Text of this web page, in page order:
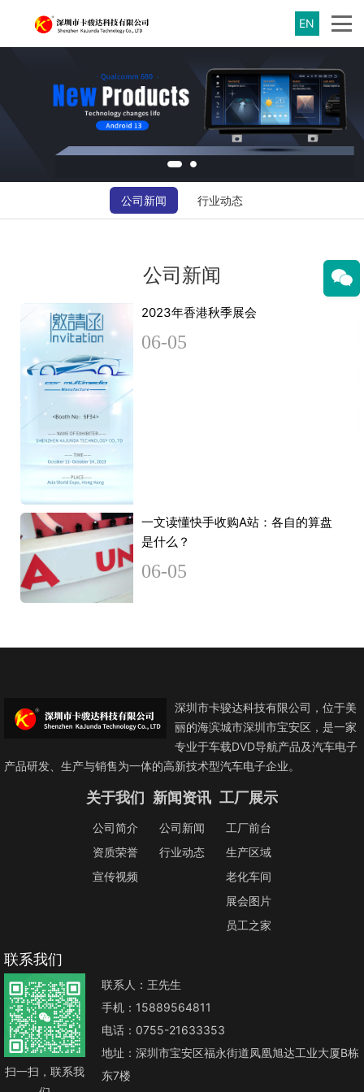
EN
公司新闻 行业动态
公司新闻
2023年香港秋季展会
06-05
一文读懂快手收购A站：各自的算盘
是什么？
06-05
深圳市卡骏达科技有限公司，位于美
丽的海滨城市深圳市宝安区，是一家
专业于车载DVD导航产品及汽车电子
产品研发、生产与销售为一体的高新技术型汽车电子企业。
关于我们
公司简介
资质荣誉
宣传视频
新闻资讯
公司新闻
行业动态
工厂展示
工厂前台
生产区域
老化车间
展会图片
员工之家
联系我们
扫一扫，联系我
联系人：王先生
手机：15889564811
电话：0755-21633353
地址：深圳市宝安区福永街道凤凰旭达工业大厦B栋
东7楼